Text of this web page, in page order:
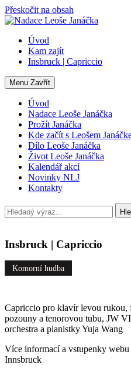
Přeskočit na obsah
Úvod
Kam zajít
Insbruck | Capriccio
Menu Zavřít
Úvod
Nadace Leoše Janáčka
Prožít Janáčka
Kde začít s Leošem
Dílo Leoše Janáčka
Život Leoše Janáčka
Kalendář akcí
Novinky NLJ
Kontakty
Insbruck | Capriccio
Komorní hudba
Capriccio pro klavír levou
pozouny a tenorovou tubu, JW
orchestra a pianistky Yuja Wang
Více informací a vstupenky
Innsbruck